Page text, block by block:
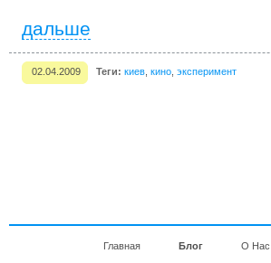
дальше
02.04.2009 Теги: киев кино эксперимент
Главная Блог О Нас